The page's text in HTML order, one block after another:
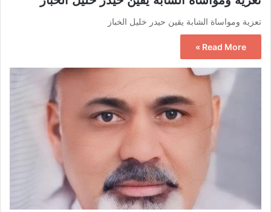
تعزية ومواساة الشابة يقين حيدر خليل الخباز
Read More »